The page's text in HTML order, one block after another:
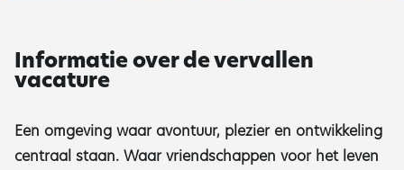
Informatie over de vervallen
vacature
Een omgeving waar avontuur, plezier en ontwikkeling
centraal staan. Waar vriendschappen voor het leven